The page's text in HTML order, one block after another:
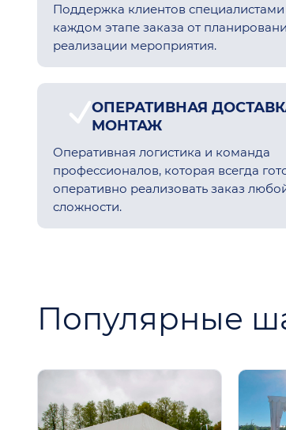
Поддержка клиентов специалистами
каждом этапе заказа от
реализации мероприятия.
ОПЕРАТИВНАЯ
МОНТАЖ
Оперативная логистика и команда
профессионалов, которая всегда
оперативно реализовать заказ
сложности.
Популярные